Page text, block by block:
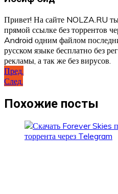
Привет! На сайте NOLZA.RU
прямой ссылке без торрентов
Android одним файлом
русском языке бесплатно без
рекламы, а так же без вирусов.
Навигация
по
записям
Пред.
След.
Похожие посты